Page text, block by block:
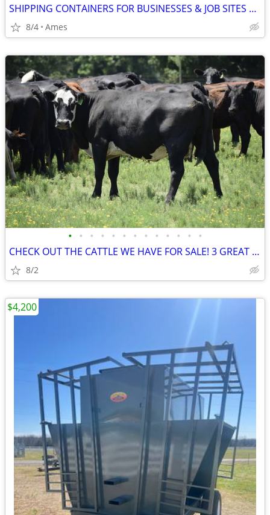
SHIPPING CONTAINERS FOR BUSINESSES & JOB SITES 515-709-4316
8/4 Ames
• • • • • • • • • • • • •
CHECK OUT THE CATTLE WE HAVE FOR SALE! 3 GREAT SETS!
8/2
$4,200